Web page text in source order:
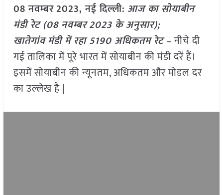
08 नवम्बर2023, नई दिल्ली: आज का सोयाबीन
मंडी रेट (08 नवम्बर2023 के अनुसार);
खातेगांव मंडी में रहा 5190 अधिकतम रेट– नीचे दी
गई तालिका में पूरे भारत में सोयाबीन की मंडी दरें हैं।
इसमें सोयाबीन की न्यूनतम, अधिकतम और मोडल दर
का उल्लेख है |